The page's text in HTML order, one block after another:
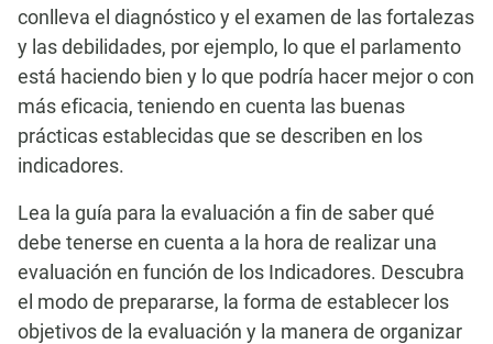
conlleva el diagnóstico y el examen de las fortalezas
y las debilidades, por ejemplo, lo que el parlamento
está haciendo bien y lo que podría hacer mejor o con
más eficacia, teniendo en cuenta las buenas
prácticas establecidas que se describen en los
indicadores.
Lea la guía para la evaluación a fin de saber qué
debe tenerse en cuenta a la hora de realizar una
evaluación en función de los Indicadores. Descubra
el modo de prepararse, la forma de establecer los
objetivos de la evaluación y la manera de organizar